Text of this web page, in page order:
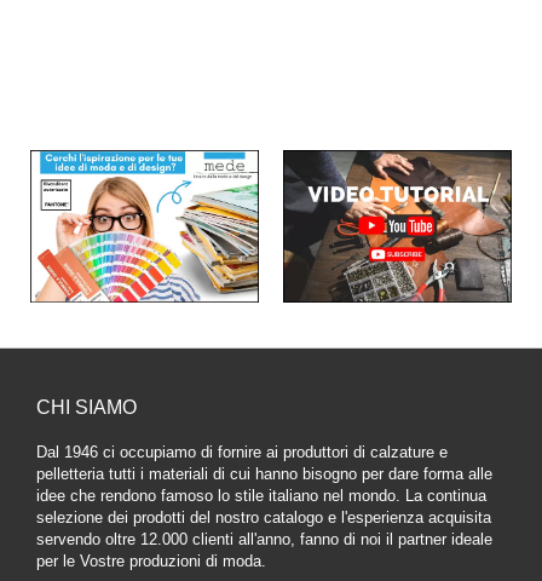
CHI SIAMO
Dal 1946 ci occupiamo di fornire ai produttori di calzature e
pelletteria tutti i materiali di cui hanno bisogno per dare forma alle
idee che rendono famoso lo stile italiano nel mondo. La continua
selezione dei prodotti del nostro catalogo e l'esperienza acquisita
servendo oltre 12.000 clienti all'anno, fanno di noi il partner ideale
per le Vostre produzioni di moda.